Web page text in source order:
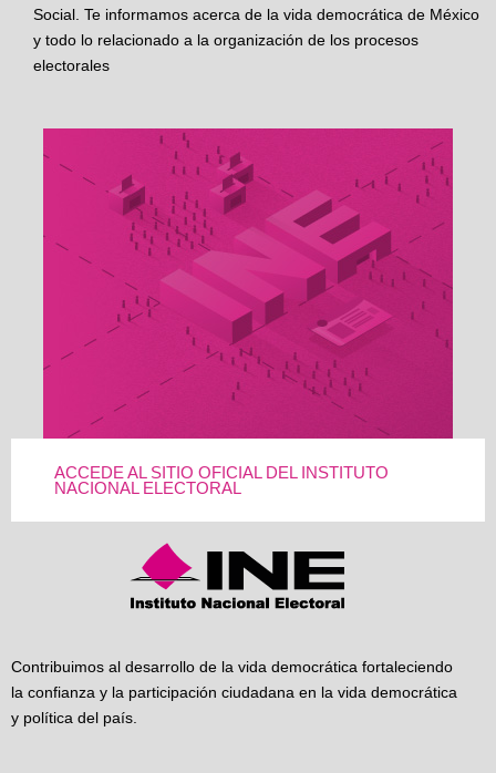
Social. Te informamos acerca de la vida democrática de México
y todo lo relacionado a la organización de los procesos
electorales
ACCEDE AL SITIO OFICIAL DEL INSTITUTO
NACIONAL ELECTORAL
Contribuimos al desarrollo de la vida democrática fortaleciendo
la confianza y la participación ciudadana en la vida democrática
y política del país.